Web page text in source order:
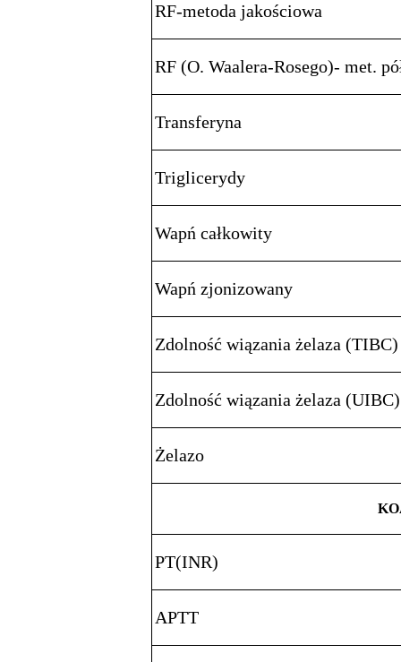
RF-metoda jakościowa
RF (O. Waalera-Rosego)- met.
Transferyna
Triglicerydy
Wapń całkowity
Wapń zjonizowany
Zdolność wiązania żelaza (TIBC)
Zdolność wiązania żelaza (UIBC)
Żelazo
PT(INR)
APTT